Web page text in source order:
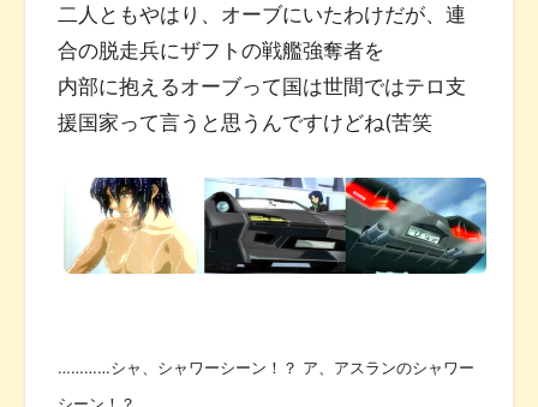
二人ともやはり、オーブにいたわけだが、連
合の脱走兵にザフトの戦艦強奪者を
内部に抱えるオーブって国は世間ではテロ支
援国家って言うと思うんですけどね(苦笑
…………シャ、シャワーシーン！？ ア、アスランのシャワー
シーン！？